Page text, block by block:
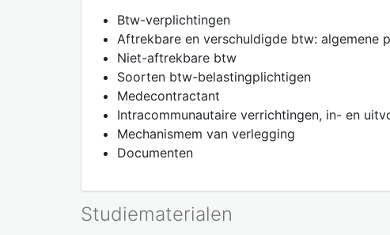
Btw-verplichtingen
Aftrekbare en verschuldigde btw: algemene
Niet-aftrekbare btw
Soorten btw-belastingplichtigen
Medecontractant
Intracommunautaire verrichtingen, in- en
Mechanismem van verlegging
Documenten
Studiematerialen